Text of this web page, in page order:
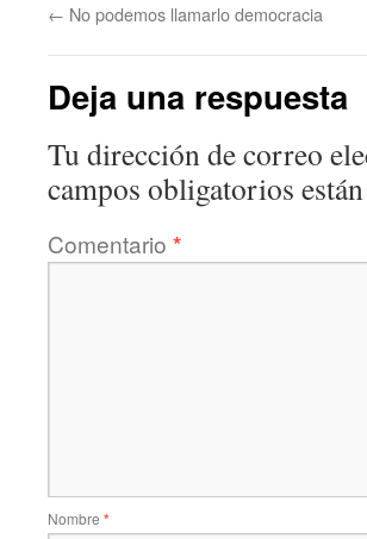
← No podemos llamarlo democracia
Deja una respuesta
Tu dirección de correo
campos obligatorios
Comentario *
Nombre *